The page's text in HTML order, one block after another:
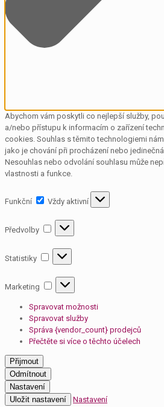
Abychom vám poskytli co nejlepší služby,
a/nebo přístupu k informacím o zařízení
cookies. Souhlas s těmito technologiemi
jako je chování při procházení nebo
Nesouhlas nebo odvolání souhlasu může
vlastnosti a funkce.
Funkční
Funkční
Vždy aktivní
Předvolby
Předvolby
Statistiky
Statistiky
Marketing
Marketing
Spravovat možnosti
Spravovat služby
Správa {vendor_count} prodejců
Přečtěte si více o těchto účelech
Přijmout
Odmítnout
Nastavení
Uložit nastavení
Nastavení